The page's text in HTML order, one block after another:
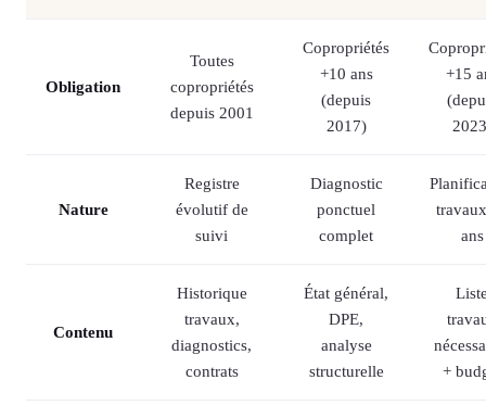
Obligation
Toutes
copropriétés
depuis 2001
Copropriétés
+10 ans
(depuis
2017)
+15
Nature
Registre
évolutif de
suivi
Diagnostic
ponctuel
complet
ans
Contenu
Historique
travaux,
diagnostics,
contrats
État général,
DPE,
analyse
structurelle
+